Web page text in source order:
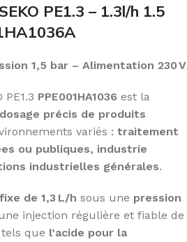
PE1.3 – 1.3l/h 1.5
1,5 bar – Alimentation 230 V
PPE001HA1036 est la
dosage précis de produits
variés : traitement
ou publiques, industrie
industrielles générales.
de 1,3 L/h sous une pression
injection régulière et fiable de
que l’acide pour la